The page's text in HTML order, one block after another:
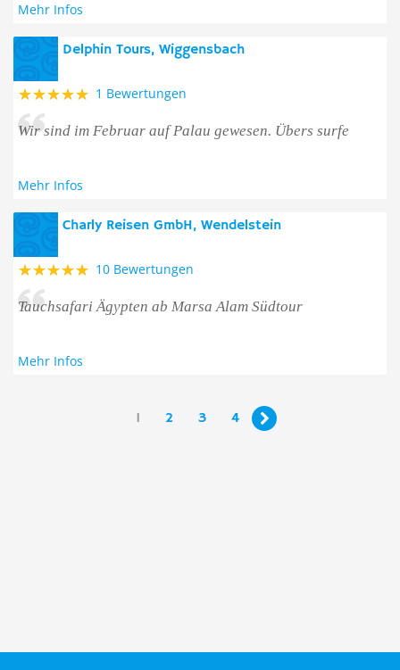
Mehr Infos
Delphin Tours, Wiggensbach
1 Bewertungen
Wir sind im Februar auf Palau gewesen. Übers surfe
Mehr Infos
Charly Reisen GmbH, Wendelstein
10 Bewertungen
Tauchsafari Ägypten ab Marsa Alam Südtour
Mehr Infos
1 2 3 4 